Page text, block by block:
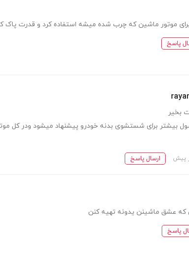
موتور ماشین که چرب شده میشه استفاده کرد و قدرت پاک
پاسخ
بخیر
بیشتر برای شستشوی بدنه خودرو پیشنهاد میشود ودر کل
ارسال پاسخ
که عشق ماشینن یدونه تهیه کنن
پاسخ